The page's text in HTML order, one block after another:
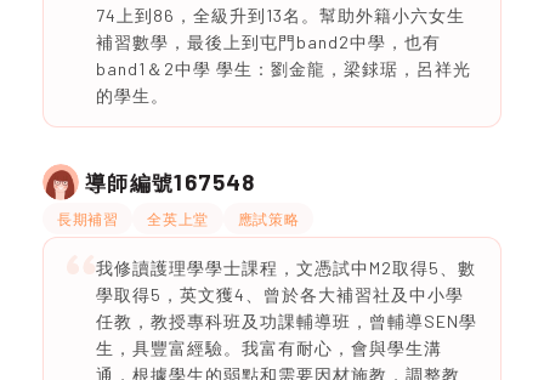
74上到86，全級升到13名。幫助外籍小六女生
補習數學，最後上到屯門band2中學，也有
band1＆2中學 學生：劉金龍，梁銶琚，呂祥光
的學生。
導師編號167548
長期補習 全英上堂 應試策略
我修讀護理學學士課程，文憑試中M2取得5、數
學取得5，英文獲4、曾於各大補習社及中小學
任教，教授專科班及功課輔導班，曾輔導SEN學
生，具豐富經驗。我富有耐心，會與學生溝
通，根據學生的弱點和需要因材施教，調整教